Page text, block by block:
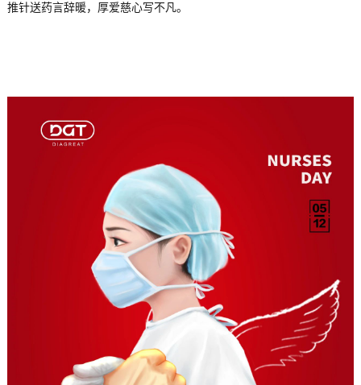
推针送药言辞暖，厚爱慈心写不凡。